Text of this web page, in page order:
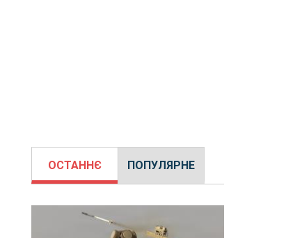
ОСТАННЄ ПОПУЛЯРНЕ